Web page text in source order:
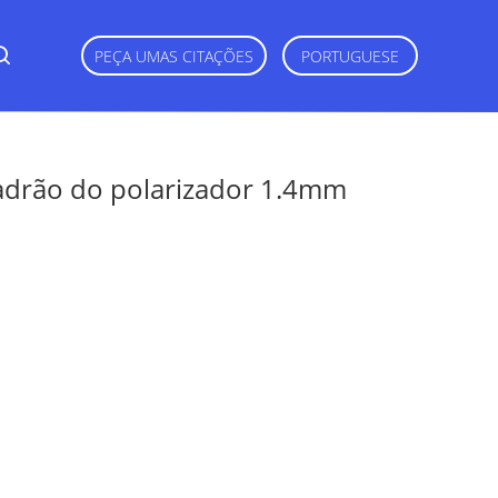
PEÇA UMAS CITAÇÕES PORTUGUESE
do polarizador 1.4mm